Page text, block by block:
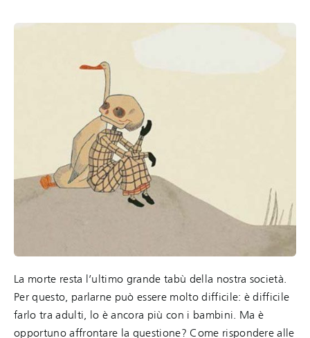
La morte resta l’ultimo grande tabù della nostra società.
Per questo, parlarne può essere molto difficile: è difficile
farlo tra adulti, lo è ancora più con i bambini. Ma è
opportuno affrontare la questione? Come rispondere alle